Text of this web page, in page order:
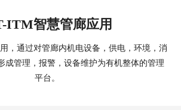
ITM智慧管廊应用
，通过对管廊内机电设备，供电，环境，消
成管理，报警，设备维护为有机整体的管理
平台。